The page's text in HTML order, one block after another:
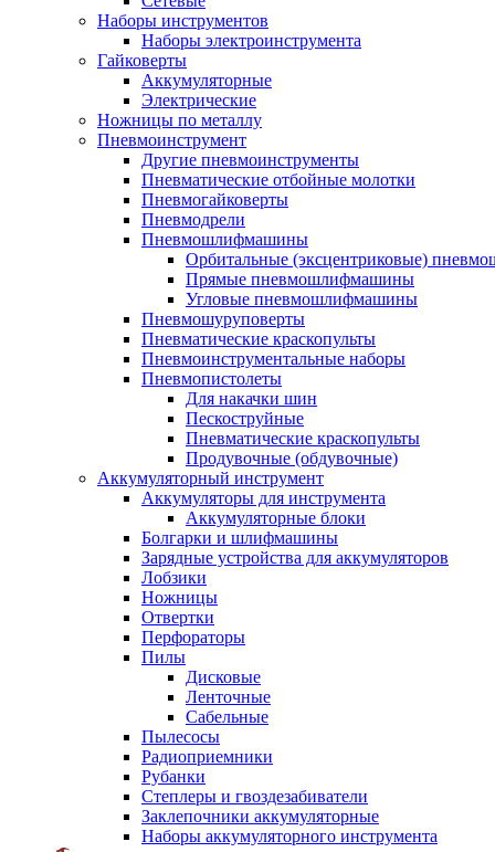
Наборы инструментов
Наборы электроинструмента
Гайковерты
Аккумуляторные
Электрические
Ножницы по металлу
Пневмоинструмент
Другие пневмоинструменты
Пневматические отбойные молотки
Пневмогайковерты
Пневмодрели
Пневмошлифмашины
Орбитальные (эксцентриковые)
Прямые пневмошлифмашины
Угловые пневмошлифмашины
Пневмошуруповерты
Пневматические краскопульты
Пневмоинструментальные наборы
Пневмопистолеты
Для накачки шин
Пескоструйные
Пневматические краскопульты
Продувочные (обдувочные)
Аккумуляторный инструмент
Аккумуляторы для инструмента
Аккумуляторные блоки
Болгарки и шлифмашины
Зарядные устройства для аккумуляторов
Лобзики
Ножницы
Отвертки
Перфораторы
Пилы
Дисковые
Ленточные
Сабельные
Пылесосы
Радиоприемники
Рубанки
Степлеры и гвоздезабиватели
Заклепочники аккумуляторные
Наборы аккумуляторного инструмента